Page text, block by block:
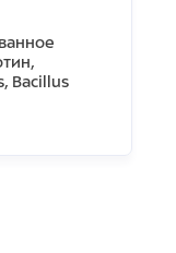
Bacillus